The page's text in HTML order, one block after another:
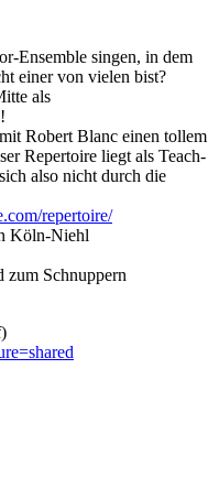
Ensemble singen, in dem
einer von vielen bist?
als
Robert Blanc einen tollem
Repertoire liegt als Teach-
also nicht durch die
repertoire/
Köln-Niehl
zum Schnuppern